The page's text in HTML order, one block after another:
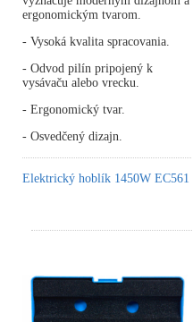
ergonomickým tvarom.
- Vysoká kvalita spracovania.
- Odvod pilín pripojený k
vysávaču alebo vrecku.
- Ergonomický tvar.
- Osvedčený dizajn.
Elektrický hoblík 1450W EC561